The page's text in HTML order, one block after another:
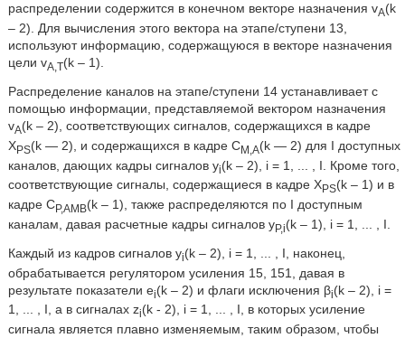
распределении содержится в конечном векторе назначения vA(k
– 2). Для вычисления этого вектора на этапе/ступени 13,
используют информацию, содержащуюся в векторе назначения
цели vA,T(k – 1).
Распределение каналов на этапе/ступени 14 устанавливает с
помощью информации, представляемой вектором назначения
vA(k – 2), соответствующих сигналов, содержащихся в кадре
XPS(k — 2), и содержащихся в кадре CM,A(k — 2) для I доступных
каналов, дающих кадры сигналов yi(k – 2), i = 1, ... , I. Кроме того,
соответствующие сигналы, содержащиеся в кадре XPS(k – 1) и в
кадре CP,AMB(k – 1), также распределяются по I доступным
каналам, давая расчетные кадры сигналов yP,i(k – 1), i = 1, ... , I.
Каждый из кадров сигналов yi(k – 2), i = 1, ... , I, наконец,
обрабатывается регулятором усиления 15, 151, давая в
результате показатели ei(k – 2) и флаги исключения βi(k – 2), i =
1, ... , I, а в сигналах zi(k - 2), i = 1, ... , I, в которых усиление
сигнала является плавно изменяемым, таким образом, чтобы